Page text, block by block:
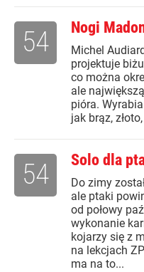
Nogi
Michel
projektuje
co można
ale
pióra.
jak brąz,
54
Solo dla
Do zimy
ale ptaki
od połowy
wykonanie
kojarzy się z
na lekcjach
ma na to...
54